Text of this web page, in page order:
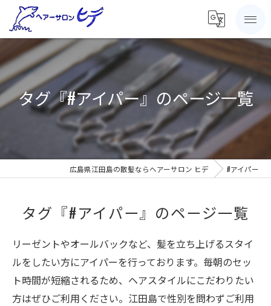
タグ『#アイパー』のページ一覧
広島県江田島の散髪ならヘアーサロン ヒデ #アイパー
タグ『#アイパー』のページ一覧
リーゼントやオールバックなど、髪を立ち上げるスタイ
ルをしたい方にアイパーを行っております。毎朝のセッ
ト時間が短縮されるため、ヘアスタイルにこだわりたい
方はぜひご利用ください。江田島で性別を問わずご利用